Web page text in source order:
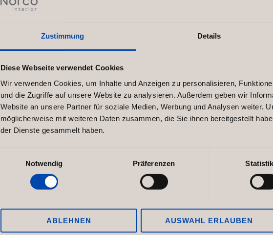
Zustimmung Details
Diese Webseite verwendet Cookies
Wir verwenden Cookies, um Inhalte und Anzeigen zu personalisieren,
und die Zugriffe auf unsere Website zu analysieren. Außerdem geben wir
Website an unsere Partner für soziale Medien, Werbung und Analysen weiter.
möglicherweise mit weiteren Daten zusammen, die Sie ihnen bereitgestellt
der Dienste gesammelt haben.
Notwendig
Präferenzen
ABLEHNEN AUSWAHL ERLAUBEN